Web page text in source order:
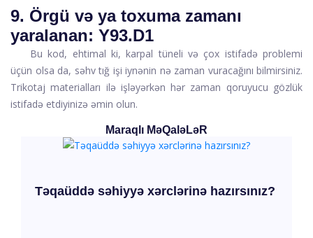
9. Örgü və ya toxuma zamanı
yaralanan: Y93.D1
Bu kod, ehtimal ki, karpal tüneli və çox istifadə problemi
üçün olsa da, səhv tığ işi iynənin nə zaman vuracağını bilmirsiniz.
Trikotaj materialları ilə işləyərkən hər zaman qoruyucu gözlük
istifadə etdiyinizə əmin olun.
Maraqlı MəQaləLəR
Təqaüddə səhiyyə xərclərinə hazırsınız?